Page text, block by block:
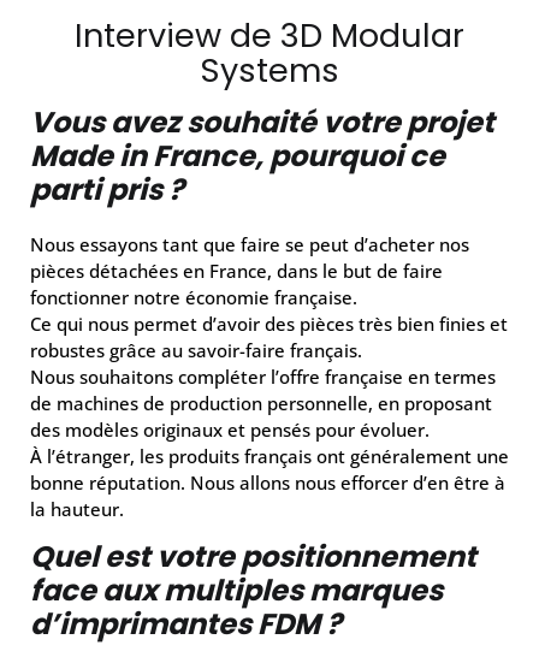
Interview de 3D Modular
Systems
Vous avez souhaité votre projet
Made in France, pourquoi ce
parti pris ?
Nous essayons tant que faire se peut d’acheter nos
pièces détachées en France, dans le but de faire
fonctionner notre économie française.
Ce qui nous permet d’avoir des pièces très bien finies et
robustes grâce au savoir-faire français.
Nous souhaitons compléter l’offre française en termes
de machines de production personnelle, en proposant
des modèles originaux et pensés pour évoluer.
À l’étranger, les produits français ont généralement une
bonne réputation. Nous allons nous efforcer d’en être à
la hauteur.
Quel est votre positionnement
face aux multiples marques
d’imprimantes FDM ?